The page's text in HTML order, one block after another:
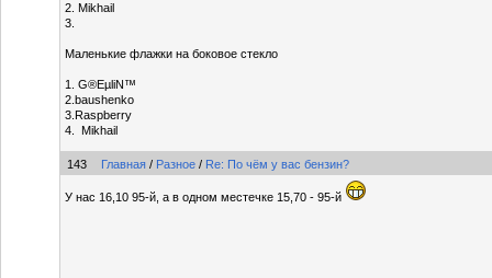
2. Mikhail
3.
Маленькие флажки на боковое стекло
1. G®EµliN™
2.baushenko
3.Raspberry
4. Mikhail
143 Главная / Разное / Re: По чём у вас бензин?
У нас 16,10 95-й, а в одном местечке 15,70 - 95-й